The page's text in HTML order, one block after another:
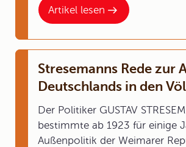
Artikel lesen
Stresemanns Rede zur
Deutschlands in den
Der Politiker GUSTAV
bestimmte ab 1923 für einige
Außenpolitik der Weimarer